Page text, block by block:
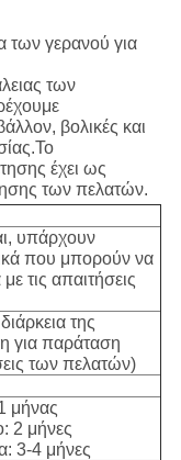
των γερανού για
των
βολικές και
έχει ως
των πελατών.
υπάρχουν
που μπορούν να
τις απαιτήσεις
της
για παράταση
των πελατών)
μήνας
2 μήνες
3-4 μήνες